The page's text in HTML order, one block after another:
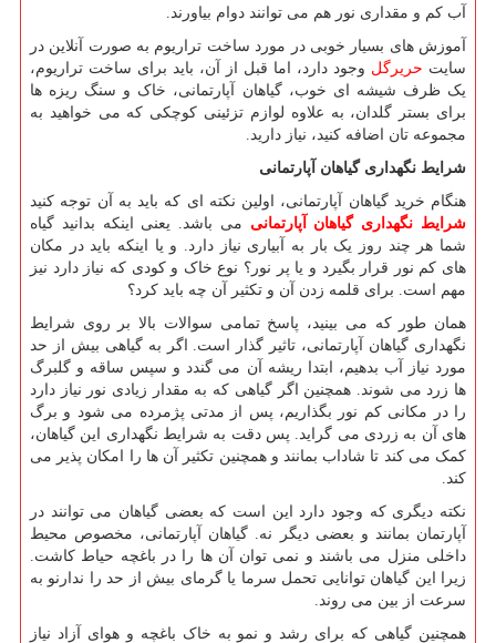
آب کم و مقداری نور هم می توانند دوام بیاورند.
آموزش های بسیار خوبی در مورد ساخت تراریوم‌ به صورت آنلاین در
سایت حریرگل وجود دارد، اما قبل از آن، باید برای ساخت تراریوم،
یک ظرف شیشه ای خوب، گیاهان آپارتمانی، خاک و سنگ ریزه ها
برای بستر گلدان، به علاوه لوازم تزئینی کوچکی که می خواهید به
مجموعه تان اضافه کنید، نیاز دارید.
شرایط نگهداری گیاهان آپارتمانی
هنگام خرید گیاهان آپارتمانی، اولین نکته ای که باید به آن توجه کنید
شرایط نگهداری گیاهان آپارتمانی می باشد. یعنی اینکه بدانید گیاه
شما هر چند روز یک بار به آبیاری نیاز دارد. و یا اینکه باید در مکان
های کم نور قرار بگیرد و یا پر نور؟ نوع خاک و کودی که نیاز دارد نیز
مهم است. برای قلمه زدن آن و تکثیر آن چه باید کرد؟
همان طور که می بینید، پاسخ تمامی سوالات بالا بر روی شرایط
نگهداری گیاهان آپارتمانی، تاثیر گذار است. اگر به گیاهی بیش از حد
مورد نیاز آب بدهیم، ابتدا ریشه آن می گندد و سپس ساقه و گلبرگ
ها زرد می شوند. همچنین اگر گیاهی که به مقدار زیادی نور نیاز دارد
را در مکانی کم نور بگذاریم، پس از مدتی پژمرده می شود و برگ
های آن به زردی می گراید. پس دقت به شرایط نگهداری این گیاهان،
کمک می کند تا شاداب بمانند و همچنین تکثیر آن ها را امکان پذیر می
کند.
نکته دیگری که وجود دارد این است که بعضی گیاهان می توانند در
آپارتمان بمانند و بعضی دیگر نه. گیاهان آپارتمانی، مخصوص محیط
داخلی منزل می باشند و نمی توان آن ها را در باغچه حیاط کاشت.
زیرا این گیاهان توانایی تحمل سرما یا گرمای بیش از حد را ندارنو به
سرعت از بین می روند.
همچنین گیاهی که برای رشد و نمو به خاک باغچه و هوای آزاد نیاز